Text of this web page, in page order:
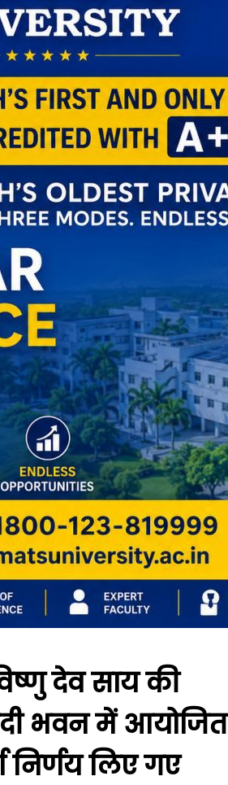
देव साय की
भवन में आयोजित
लिए गए